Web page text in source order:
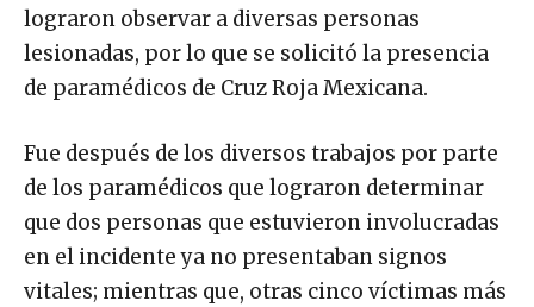
lograron observar a diversas personas
lesionadas, por lo que se solicitó la presencia
de paramédicos de Cruz Roja Mexicana.
Fue después de los diversos trabajos por parte
de los paramédicos que lograron determinar
que dos personas que estuvieron involucradas
en el incidente ya no presentaban signos
vitales; mientras que, otras cinco víctimas más